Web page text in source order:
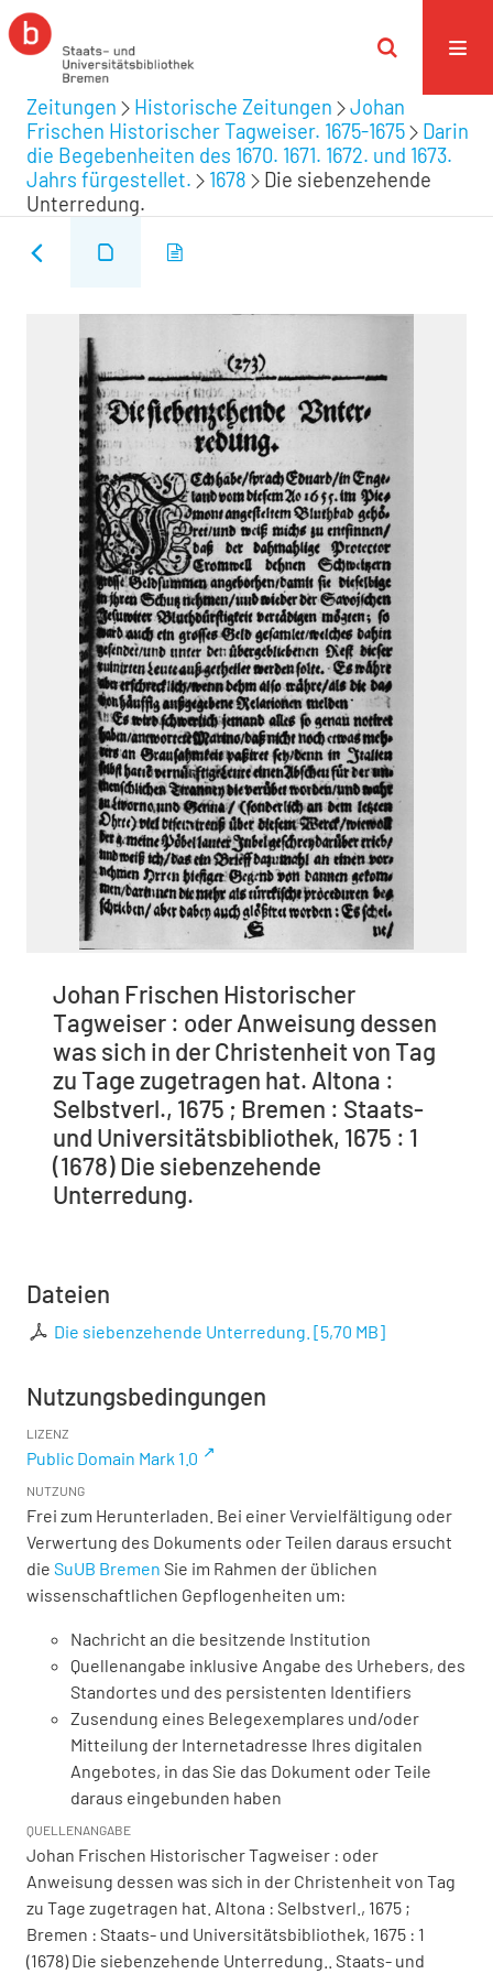
Zeitungen Historische Zeitungen
Johan
Frischen Historischer Tagweiser. 1675-1675
Darin
die Begebenheiten des 1670. 1671. 1672. und 1673.
Jahrs fürgestellet.
1678
Die siebenzehende
Unterredung.
Johan Frischen Historischer
Tagweiser : oder Anweisung dessen
was sich in der Christenheit von Tag
zu Tage zugetragen hat. Altona :
Selbstverl., 1675 ; Bremen : Staats-
und Universitätsbibliothek, 1675 : 1
(1678) Die siebenzehende
Unterredung.
Dateien
Die siebenzehende Unterredung. [5,70 MB]
Nutzungsbedingungen
LIZENZ
Public Domain Mark 1.0
NUTZUNG
Frei zum Herunterladen. Bei einer Vervielfältigung oder
Verwertung des Dokuments oder Teilen daraus ersucht
die SuUB Bremen Sie im Rahmen der üblichen
wissenschaftlichen Gepflogenheiten um:
Nachricht an die besitzende Institution
Quellenangabe inklusive Angabe des Urhebers, des
Standortes und des persistenten Identifiers
Zusendung eines Belegexemplares und/oder
Mitteilung der Internetadresse Ihres digitalen
Angebotes, in das Sie das Dokument oder Teile
daraus eingebunden haben
QUELLENANGABE
Johan Frischen Historischer Tagweiser : oder
Anweisung dessen was sich in der Christenheit von Tag
zu Tage zugetragen hat. Altona : Selbstverl., 1675 ;
Bremen : Staats- und Universitätsbibliothek, 1675 : 1
(1678) Die siebenzehende Unterredung.. Staats- und